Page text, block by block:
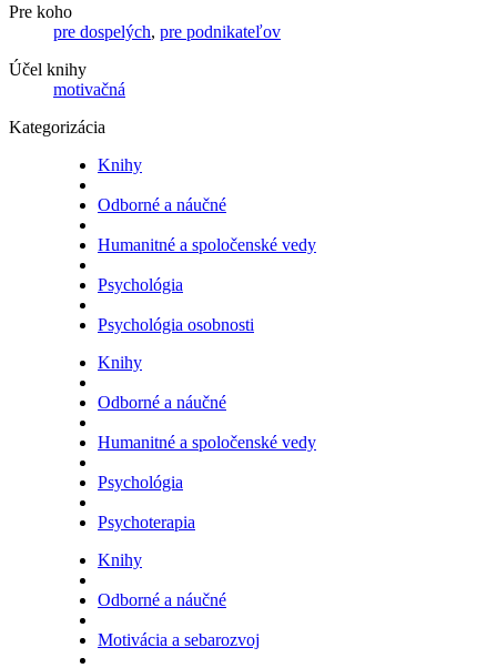
Pre koho
pre dospelých, pre podnikateľov
Účel knihy
motivačná
Kategorizácia
Knihy
Odborné a náučné
Humanitné a spoločenské vedy
Psychológia
Psychológia osobnosti
Knihy
Odborné a náučné
Humanitné a spoločenské vedy
Psychológia
Psychoterapia
Knihy
Odborné a náučné
Motivácia a sebarozvoj